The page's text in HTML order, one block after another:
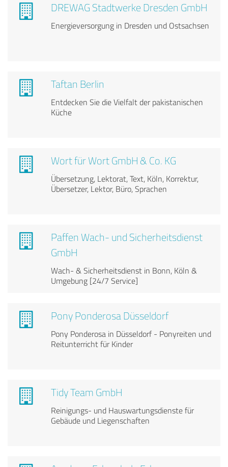
DREWAG Stadtwerke Dresden GmbH
Energieversorgung in Dresden und Ostsachsen
Taftan Berlin
Entdecken Sie die Vielfalt der pakistanischen
Küche
Wort für Wort GmbH & Co. KG
Übersetzung, Lektorat, Text, Köln, Korrektur,
Übersetzer, Lektor, Büro, Sprachen
Paffen Wach- und Sicherheitsdienst
GmbH
Wach- & Sicherheitsdienst in Bonn, Köln &
Umgebung [24/7 Service]
Pony Ponderosa Düsseldorf
Pony Ponderosa in Düsseldorf - Ponyreiten und
Reitunterricht für Kinder
Tidy Team GmbH
Reinigungs- und Hauswartungsdienste für
Gebäude und Liegenschaften